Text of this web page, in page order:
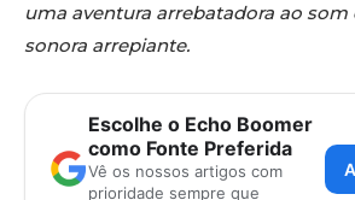
uma aventura arrebatadora ao
sonora arrepiante.
Escolhe o Echo Boomer
como Fonte Preferida
Vê os nossos artigos com
prioridade sempre que